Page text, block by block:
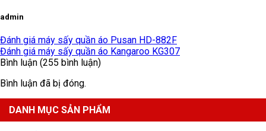
admin
Đánh giá máy sấy quần áo Pusan HD-882F
Đánh giá máy sấy quần áo Kangaroo KG307
Bình luận (255 bình luận)
Bình luận đã bị đóng.
DANH MỤC SẢN PHẨM